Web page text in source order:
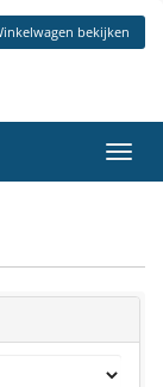
bekijken
in-/